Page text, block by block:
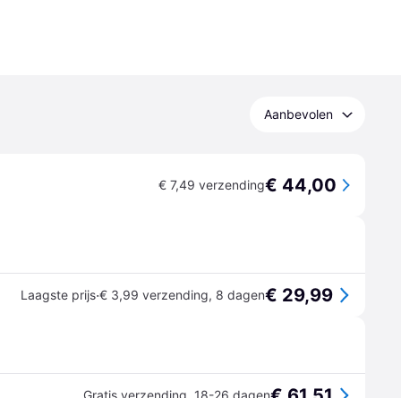
Aanbevolen
€ 7,49 verzending€ 44,00
Laagste prijs·€ 3,99 verzending, 8 dagen€ 29,99
Gratis verzending, 18-26 dagen